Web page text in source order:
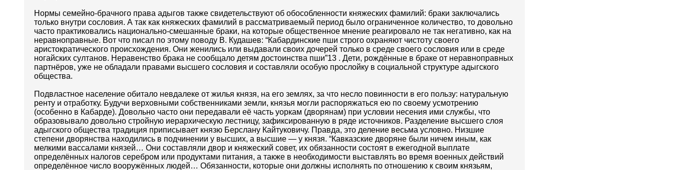
Нормы семейно-брачного права адыгов также свидетельствуют об обособленности княжеских фамилий: браки заключались
только внутри сословия. А так как княжеских фамилий в рассматриваемый период было ограниченное количество, то довольно
часто практиковались национально-смешанные браки, на которые общественное мнение реагировало не так негативно, как на
неравноправные. Вот что писал по этому поводу В. Кудашев: “Кабардинские пши строго охраняют чистоту своего
аристократического происхождения. Они женились или выдавали своих дочерей только в среде своего сословия или в среде
ногайских султанов. Неравенство брака не сообщало детям достоинства пши”13 . Дети, рождённые в браке от неравноправных
партнёров, уже не обладали правами высшего сословия и составляли особую прослойку в социальной структуре адыгского
общества.
Подвластное население обитало невдалеке от жилья князя, на его землях, за что несло повинности в его пользу: натуральную
ренту и отработку. Будучи верховными собственниками земли, князья могли распоряжаться ею по своему усмотрению
(особенно в Кабарде). Довольно часто они передавали её часть уоркам (дворянам) при условии несения ими службы, что
образовывало довольно стройную иерархическую лестницу, зафиксированную в ряде источников. Разделение высшего слоя
адыгского общества традиция приписывает князю Берслану Кайтуковичу. Правда, это деление весьма условно. Низшие
степени дворянства находились в подчинении у высших, а высшие — у князя. “Кавказские дворяне были ничем иным, как
мелкими вассалами князей… Они составляли двор и княжеский совет, их обязанности состоят в ежегодной выплате
определённых налогов серебром или продуктами питания, а также в необходимости выставлять во время военных действий
определённое число вооружённых людей… Обязанности, которые они должны исполнять по отношению к своим князьям,